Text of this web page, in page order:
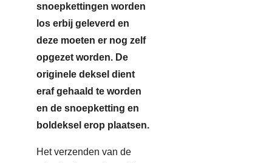
snoepkettingen worden
los erbij geleverd en
deze moeten er nog zelf
opgezet worden. De
originele deksel dient
eraf gehaald te worden
en de snoepketting en
boldeksel erop plaatsen.
Het verzenden van de